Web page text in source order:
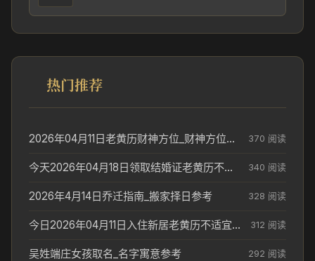
热门推荐
2026年04月11日老黄历财神方位_财神方位与供奉讲究 370 阅读
今天2026年04月18日领取结婚证老黄历不适合吗_领证日期参考 340 阅读
2026年4月14日乔迁指南_搬家择日参考 328 阅读
今日2026年04月11日入住新居老黄历不适宜吗_搬家择日参考 312 阅读
吴姓端庄女孩取名_名字寓意参考 292 阅读